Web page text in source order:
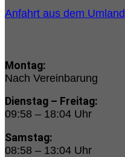
Anfahrt aus dem Umland
Montag:
Nach Vereinbarung
Dienstag – Freitag:
09:58 – 18:04 Uhr
Samstag:
08:58 – 13:04 Uhr